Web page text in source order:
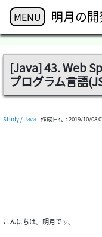
MENU 明月の
[Java] 43. Web
プログラム言語
Study / Java 作成日付 : 2019/10/08
こんにちは。明月です。